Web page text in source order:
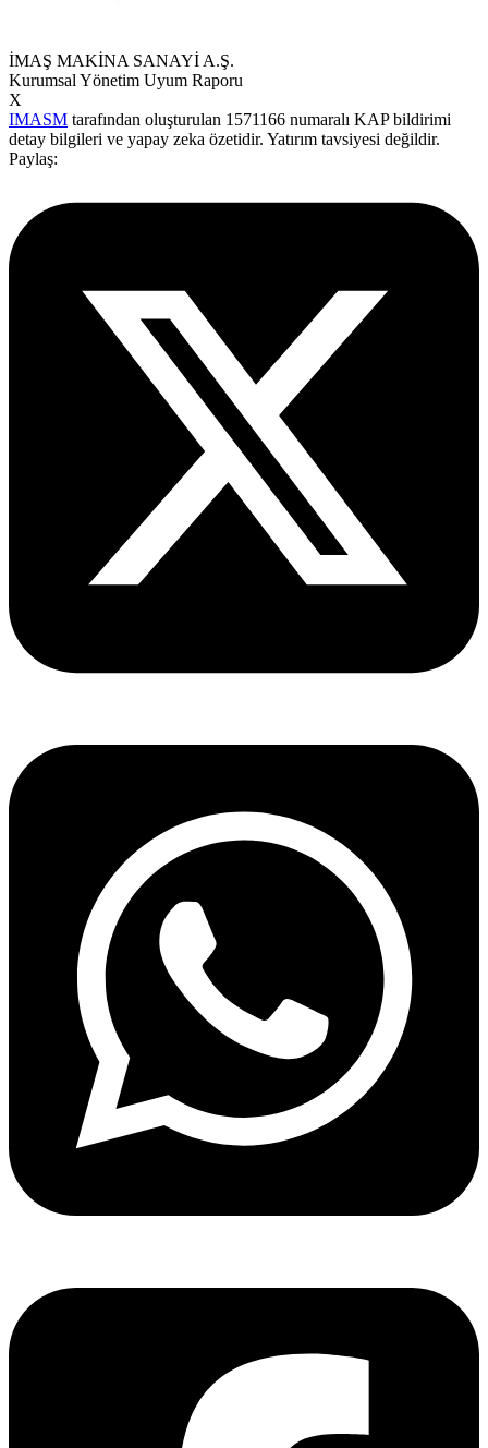
İMAŞ MAKİNA SANAYİ A.Ş.
Kurumsal Yönetim Uyum Raporu
X
IMASM tarafından oluşturulan 1571166 numaralı KAP bildirimi
detay bilgileri ve yapay zeka özetidir. Yatırım tavsiyesi değildir.
Paylaş: